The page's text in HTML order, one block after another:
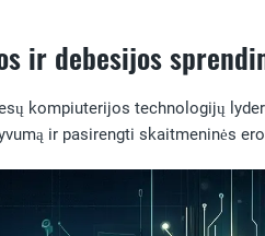
ir debesijos
kompiuterijos technologijų
ir pasirengti skaitmeninės